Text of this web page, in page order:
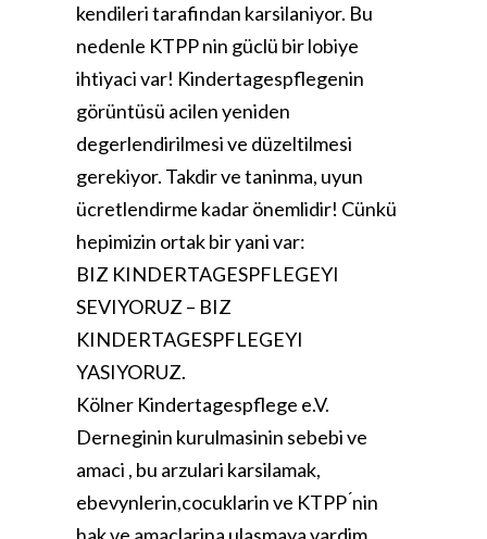
kendileri tarafindan karsilaniyor. Bu
nedenle KTPP nin güclü bir lobiye
ihtiyaci var! Kindertagespflegenin
görüntüsü acilen yeniden
degerlendirilmesi ve düzeltilmesi
gerekiyor. Takdir ve taninma, uyun
ücretlendirme kadar önemlidir! Cünkü
hepimizin ortak bir yani var:
BIZ KINDERTAGESPFLEGEYI
SEVIYORUZ – BIZ
KINDERTAGESPFLEGEYI
YASIYORUZ.
Kölner Kindertagespflege e.V.
Derneginin kurulmasinin sebebi ve
amaci , bu arzulari karsilamak,
ebevynlerin,cocuklarin ve KTPP ́nin